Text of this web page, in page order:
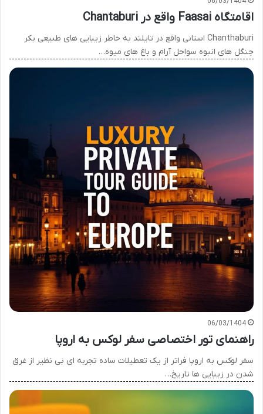
اقامتگاه Faasai واقع در Chantaburi
Chanthaburi استانی واقع در تایلند به خاطر زیبایی های طبیعی بکر
جنگل های انبوه سواحل آرام و باغ های میوه…
06/03/1404
راهنمای تور اختصاصی سفر لوکس به اروپا
سفر لوکس به اروپا فراتر از یک تعطیلات ساده تجربه ای بی نظیر از غرق
شدن در زیبایی ها تاریخ…